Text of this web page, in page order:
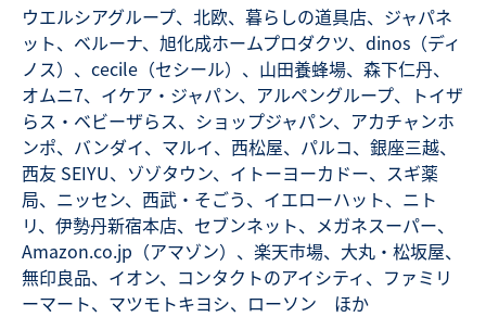
ウエルシアグループ、北欧、暮らしの道具店、ジャパネ
ット、ベルーナ、旭化成ホームプロダクツ、dinos（ディ
ノス）、cecile（セシール）、山田養蜂場、森下仁丹、
オムニ7、イケア・ジャパン、アルペングループ、トイザ
らス・ベビーザらス、ショップジャパン、アカチャンホ
ンポ、バンダイ、マルイ、西松屋、パルコ、銀座三越、
西友 SEIYU、ゾゾタウン、イトーヨーカドー、スギ薬
局、ニッセン、西武・そごう、イエローハット、ニト
リ、伊勢丹新宿本店、セブンネット、メガネスーパー、
Amazon.co.jp（アマゾン）、楽天市場、大丸・松坂屋、
無印良品、イオン、コンタクトのアイシティ、ファミリ
ーマート、マツモトキヨシ、ローソン ほか